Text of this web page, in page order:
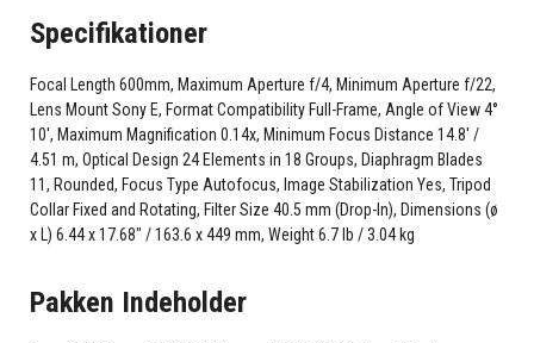
Specifikationer
Focal Length 600mm, Maximum Aperture f/4, Minimum Aperture f/22,
Lens Mount Sony E, Format Compatibility Full-Frame, Angle of View 4°
10', Maximum Magnification 0.14x, Minimum Focus Distance 14.8' /
4.51 m, Optical Design 24 Elements in 18 Groups, Diaphragm Blades
11, Rounded, Focus Type Autofocus, Image Stabilization Yes, Tripod
Collar Fixed and Rotating, Filter Size 40.5 mm (Drop-In), Dimensions (ø
x L) 6.44 x 17.68" / 163.6 x 449 mm, Weight 6.7 lb / 3.04 kg
Pakken Indeholder